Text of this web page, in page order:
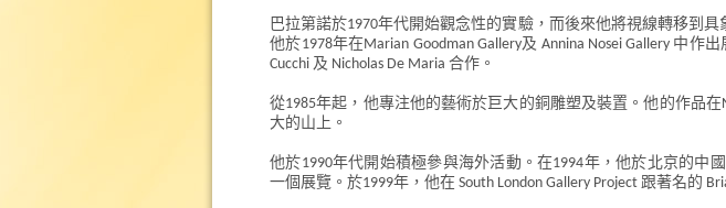
巴拉第諾於1970年代開始觀念性的實驗，而後來他將視線轉移到
他於1978年在Marian Goodman Gallery及 Annina Nosei Gallery 中作
Cucchi 及 Nicholas De Maria 合作。
從1985年起，他專注他的藝術於巨大的銅雕塑及裝置。他的作品
大的山上。
他於1990年代開始積極參與海外活動。在1994年，他於北京的中
一個展覽。於1999年，他在 South London Gallery Project 跟著名的